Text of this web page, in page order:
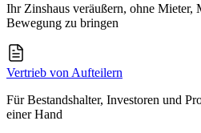
Ihr Zinshaus veräußern, ohne
Bewegung zu bringen
Vertrieb von Aufteilern
Für Bestandshalter, Investoren und
einer Hand